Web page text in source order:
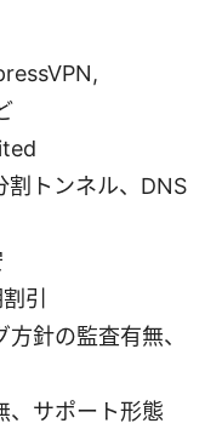
割トンネル、DNS
引
針の監査有無、
、サポート形態